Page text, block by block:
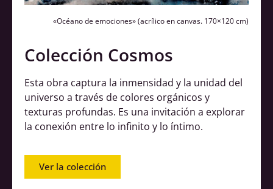
«Océano de emociones»(acrílico en canvas. 170×120 cm)
Colección Cosmos
Esta obra captura la inmensidad y la unidad del
universo a través de colores orgánicos y
texturas profundas. Es una invitación a explorar
la conexión entre lo infinito y lo íntimo.
Ver la colección